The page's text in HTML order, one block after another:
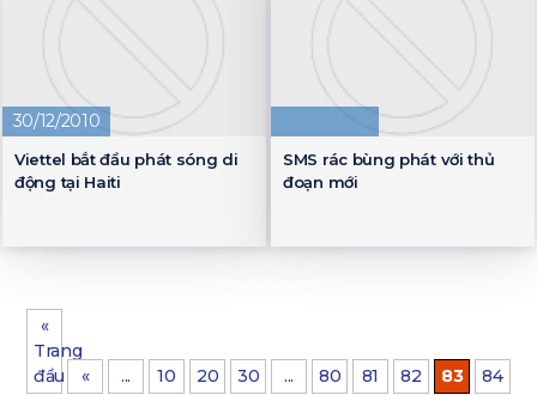
30/12/2010
Viettel bắt đầu phát sóng di
động tại Haiti
SMS rác bùng phát với thủ
đoạn mới
«
Trang
đầu
« ... 10 20 30 ... 80 81 82 83
84